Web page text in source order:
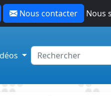
Nous contacter Nous